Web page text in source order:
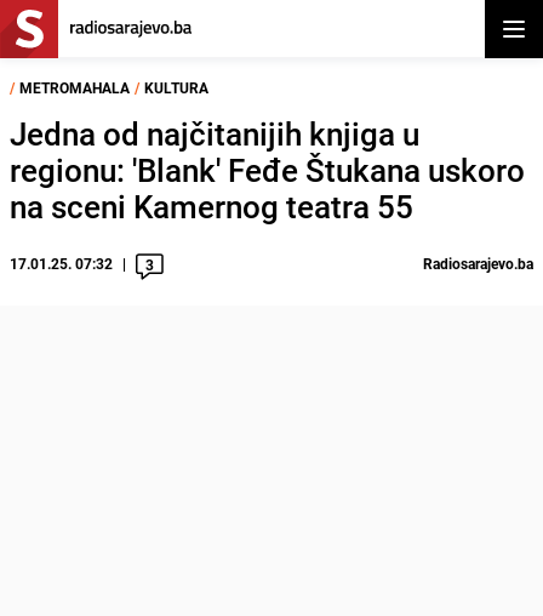
/ METROMAHALA / KULTURA
Jedna od najčitanijih knjiga u
regionu: 'Blank' Feđe Štukana uskoro
na sceni Kamernog teatra 55
17.01.25. 07:32 3 Radiosarajevo.ba